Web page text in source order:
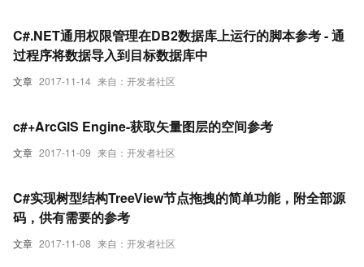
文章 2017-11-14 来自：开发者社区
C#.NET通用权限管理在DB2数据库上运行的脚本参考 - 通
过程序将数据导入到目标数据库中
文章 2017-11-09 来自：开发者社区
c#+ArcGIS Engine-获取矢量图层的空间参考
文章 2017-11-08 来自：开发者社区
C#实现树型结构TreeView节点拖拽的简单功能，附全部源
码，供有需要的参考